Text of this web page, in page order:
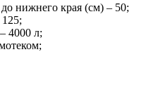
нижнего края (см) – 50;
4000 л;